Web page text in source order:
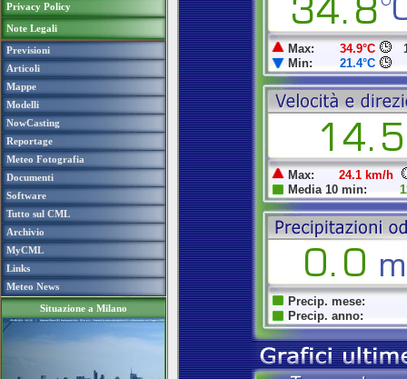
Privacy Policy
Note Legali
Previsioni
Articoli
Mappe
Modelli
NowCasting
Reportage
Meteo Fotografia
Documenti
Software
Tutto sul CML
Archivio
MyCML
Links
Meteo News
Situazione a Milano